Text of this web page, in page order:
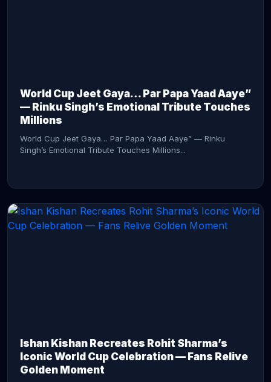
World Cup Jeet Gaya… Par Papa Yaad Aaye”
— Rinku Singh’s Emotional Tribute Touches
Millions
World Cup Jeet Gaya… Par Papa Yaad Aaye” — Rinku
Singh’s Emotional Tribute Touches Millions...
Ishan Kishan Recreates Rohit Sharma’s
Iconic World Cup Celebration — Fans Relive
Golden Moment